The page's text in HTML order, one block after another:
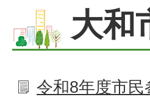
大和
令和8年度市民